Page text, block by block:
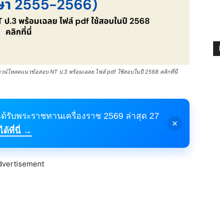
น์โหลดแนวข้อสอบ NT ป.3 พร้อมเฉลย ไฟล์ pdf ใช้สอบในปี 2568 คลิกที่นี่
รับพระราชทานเครื่องราช 2569 ล่าสุด 27
ด้ที่นี่ →
×